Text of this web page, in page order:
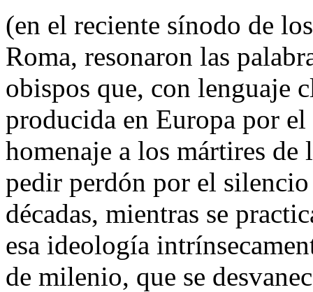
(en el reciente sínodo de
Roma, resonaron las
obispos que, con lenguaje
producida en Europa por
homenaje a los mártires de
pedir perdón por el silencio
décadas, mientras se
esa ideología
de milenio, que se